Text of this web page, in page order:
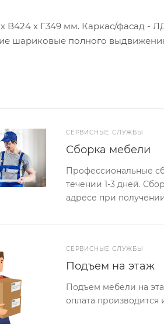
В424 х Г349 мм. Каркас/фасад -
шариковые полного
СЕРВИСНЫЕ СЛУЖБЫ
Сборка мебели
Профессиональные
течении 1-3 дней.
адресе при получении
СЕРВИСНЫЕ СЛУЖБЫ
Подъем на этаж
Подъем мебели на
оплата производится